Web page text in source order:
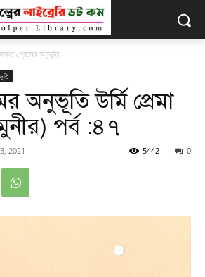
প্রেমের অনুভূতি
অনুভূতি উর্মি প্রেমা
পর্ব :৪৭
2021 0
5442